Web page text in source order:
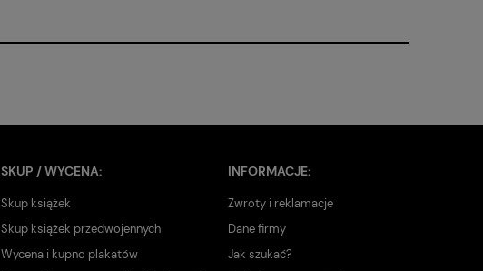
SKUP / WYCENA:
Skup książek
Skup książek przedwojennych
Wycena i kupno plakatów
INFORMACJE:
Zwroty i reklamacje
Dane firmy
Jak szukać?